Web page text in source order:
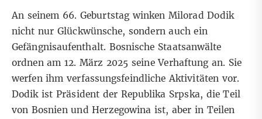
An seinem 66. Geburtstag winken Milorad Dodik
nicht nur Glückwünsche, sondern auch ein
Gefängnisaufenthalt. Bosnische Staatsanwälte
ordnen am 12. März 2025 seine Verhaftung an. Sie
werfen ihm verfassungsfeindliche Aktivitäten vor.
Dodik ist Präsident der Republika Srpska, die Teil
von Bosnien und Herzegowina ist, aber in Teilen